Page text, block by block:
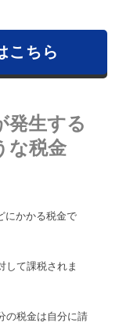
こちら
発生する
な税金
にかかる税金で
して課税されま
の税金は自分に請